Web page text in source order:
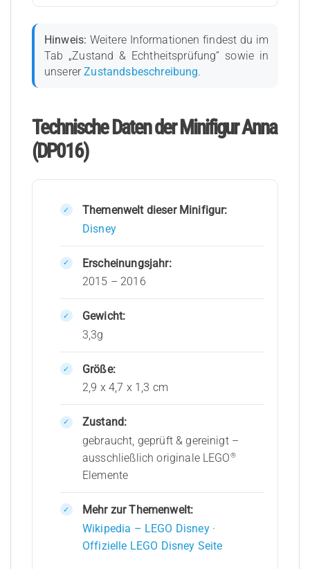
Hinweis: Weitere Informationen findest du im
Tab „Zustand & Echtheitsprüfung“ sowie in
unsererZustandsbeschreibung.
Technische Daten der Minifigur Anna
(DP016)
Themenwelt dieser Minifigur:
Disney
Erscheinungsjahr:
2015 – 2016
Gewicht:
3,3g
Größe:
2,9 x 4,7 x 1,3 cm
Zustand:
gebraucht, geprüft & gereinigt –
ausschließlich originale LEGO®
Elemente
Mehr zur Themenwelt:
Wikipedia – LEGO Disney·
Offizielle LEGO Disney Seite